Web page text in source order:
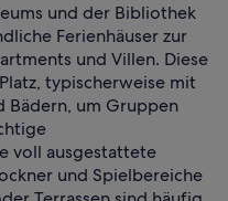
und der Bibliothek
Ferienhäuser zur
und Villen. Diese
typischerweise mit
Bädern, um Gruppen
voll ausgestattete
und Spielbereiche